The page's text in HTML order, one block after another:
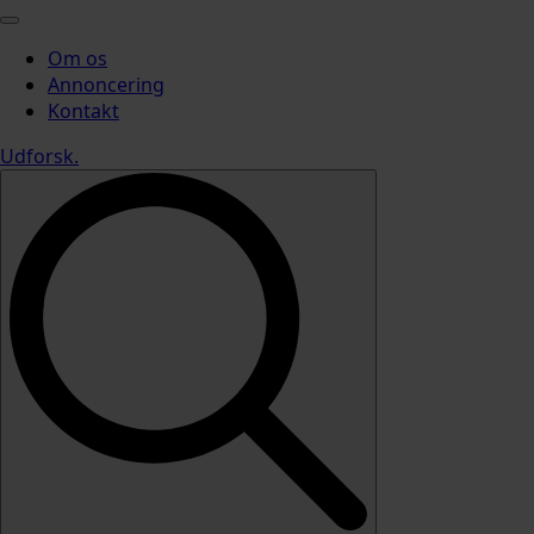
Om os
Annoncering
Kontakt
Udforsk.